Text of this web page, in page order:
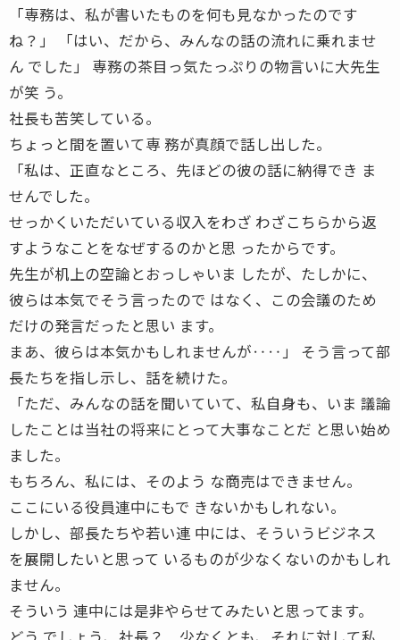
「専務は、私が書いたものを何も見なかったのです
ね？」 「はい、だから、みんなの話の流れに乗れませ
ん でした」 専務の茶目っ気たっぷりの物言いに大先生
が笑 う。
社長も苦笑している。
ちょっと間を置いて専 務が真顔で話し出した。
「私は、正直なところ、先ほどの彼の話に納得でき ま
せんでした。
せっかくいただいている収入をわざ わざこちらから返
すようなことをなぜするのかと思 ったからです。
先生が机上の空論とおっしゃいま したが、たしかに、
彼らは本気でそう言ったので はなく、この会議のため
だけの発言だったと思い ます。
まあ、彼らは本気かもしれませんが‥‥」 そう言って部
長たちを指し示し、話を続けた。
「ただ、みんなの話を聞いていて、私自身も、いま 議論
したことは当社の将来にとって大事なことだ と思い始め
ました。
もちろん、私には、そのよう な商売はできません。
ここにいる役員連中にもで きないかもしれない。
しかし、部長たちや若い連 中には、そういうビジネス
を展開したいと思って いるものが少なくないのかもしれ
ません。
そういう 連中には是非やらせてみたいと思ってます。